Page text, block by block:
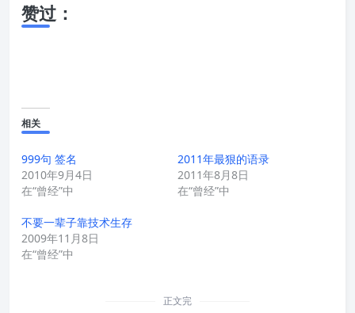
赞过：
相关
999句 签名
2010年9月4日
在“曾经”中
2011年最狠的语录
2011年8月8日
在“曾经”中
不要一辈子靠技术生存
2009年11月8日
在“曾经”中
正文完